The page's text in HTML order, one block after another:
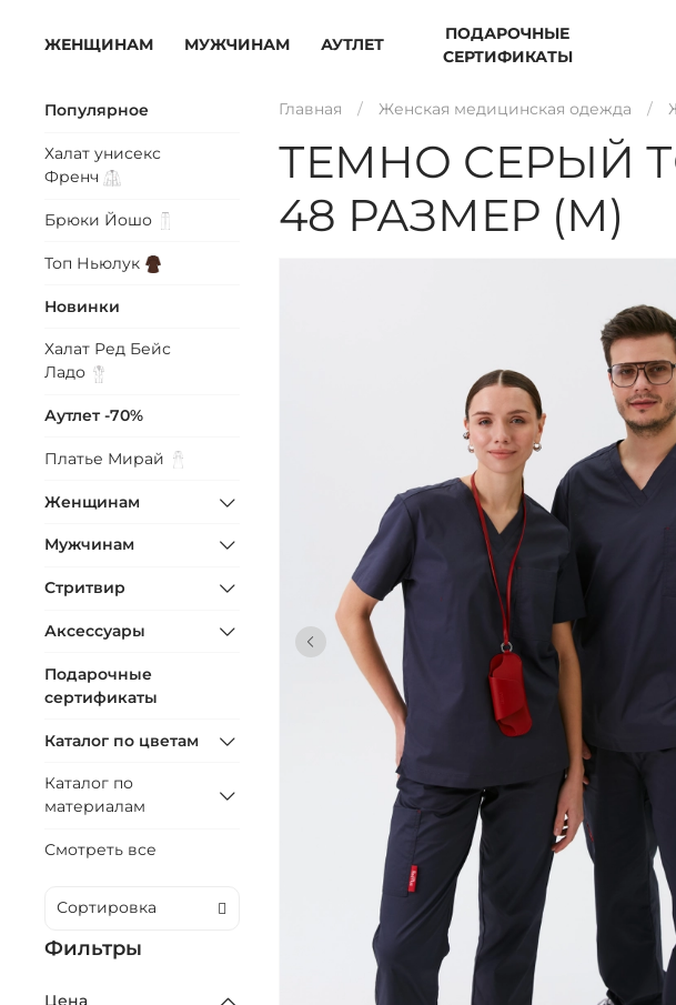
ЖЕНЩИНАМ МУЖЧИНАМ АУТЛЕТ
ПОДАРОЧНЫЕ
СЕРТИФИКАТЫ
Главная Женская медицинская одежда
ТЕМНО СЕРЫЙ
48 РАЗМЕР (М)
Популярное
Халат унисекс
Френч
Брюки Йошо
Топ Ньюлук
Новинки
Халат Ред Бейс
Ладо
Аутлет -70%
Платье Мирай
Женщинам
Мужчинам
Стритвир
Аксессуары
Подарочные
сертификаты
Каталог по цветам
Каталог по
материалам
Смотреть все
Фильтры
Цена